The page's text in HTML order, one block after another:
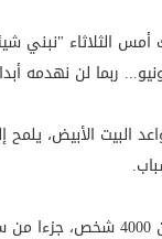
الثلاثاء "نبني
البيت الأبيض،
وسيكون النزال، ​الذي من ​المتوقع أن